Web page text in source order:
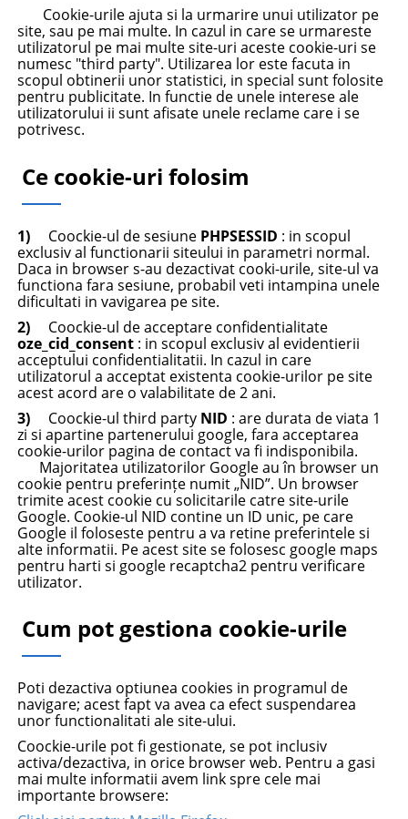
Cookie-urile ajuta si la urmarire unui utilizator pe
site, sau pe mai multe. In cazul in care se urmareste
utilizatorul pe mai multe site-uri aceste cookie-uri se
numesc "third party". Utilizarea lor este facuta in
scopul obtinerii unor statistici, in special sunt folosite
pentru publicitate. In functie de unele interese ale
utilizatorului ii sunt afisate unele reclame care i se
potrivesc.
Ce cookie-uri folosim
1)Coockie-ul de sesiune PHPSESSID : in scopul
exclusiv al functionarii siteului in parametri normal.
Daca in browser s-au dezactivat cooki-urile, site-ul va
functiona fara sesiune, probabil veti intampina unele
dificultati in vavigarea pe site.
2)Coockie-ul de acceptare confidentialitate
oze_cid_consent : in scopul exclusiv al evidentierii
acceptului confidentialitatii. In cazul in care
utilizatorul a acceptat existenta cookie-urilor pe site
acest acord are o valabilitate de 2 ani.
3)Coockie-ul third party NID : are durata de viata 1
zi si apartine partenerului google, fara acceptarea
cookie-urilor pagina de contact va fi indisponibila.
Majoritatea utilizatorilor Google au în browser un
cookie pentru preferințe numit „NID”. Un browser
trimite acest cookie cu solicitarile catre site-urile
Google. Cookie-ul NID contine un ID unic, pe care
Google il foloseste pentru a va retine preferintele si
alte informatii. Pe acest site se folosesc google maps
pentru harti si google recaptcha2 pentru verificare
utilizator.
Cum pot gestiona cookie-urile
Poti dezactiva optiunea cookies in programul de
navigare; acest fapt va avea ca efect suspendarea
unor functionalitati ale site-ului.
Coockie-urile pot fi gestionate, se pot inclusiv
activa/dezactiva, in orice browser web. Pentru a gasi
mai multe informatii avem link spre cele mai
importante browsere: